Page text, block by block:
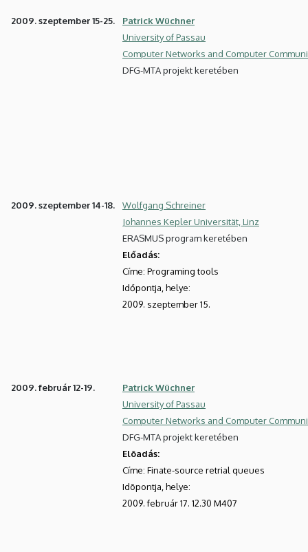
2009. szeptember 15-25.
Patrick Wüchner
University of Passau
Computer Networks and Computer
DFG-MTA projekt keretében
2009. szeptember 14-18.
Wolfgang Schreiner
Johannes Kepler Universität, Linz
ERASMUS program keretében
Előadás:
Címe: Programing tools
Időpontja, helye:
2009. szeptember 15.
2009. február 12-19.
Patrick Wüchner
University of Passau
Computer Networks and Computer
DFG-MTA projekt keretében
Elõadás:
Címe: Finate-source retrial queues
Idõpontja, helye:
2009. február 17. 12.30 M407